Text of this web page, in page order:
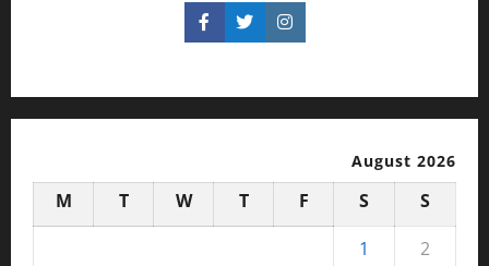
August 2026
M T W T F S
S
1
2